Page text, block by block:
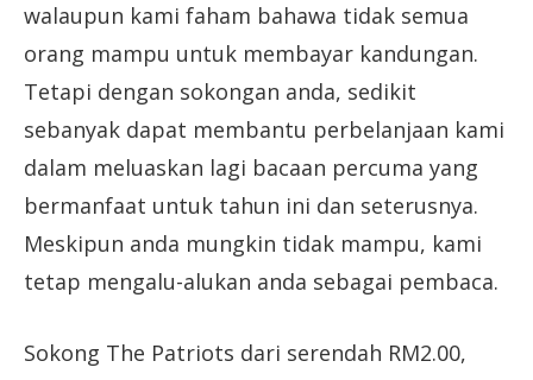
walaupun kami faham bahawa tidak semua
orang mampu untuk membayar kandungan.
Tetapi dengan sokongan anda, sedikit
sebanyak dapat membantu perbelanjaan kami
dalam meluaskan lagi bacaan percuma yang
bermanfaat untuk tahun ini dan seterusnya.
Meskipun anda mungkin tidak mampu, kami
tetap mengalu-alukan anda sebagai pembaca.
Sokong The Patriots dari serendah RM2.00,